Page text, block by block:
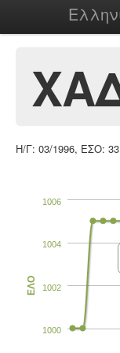
Η/Γ: 03/1996, ΕΣΟ:
1000
1002
1004
1006
ΕΛΟ